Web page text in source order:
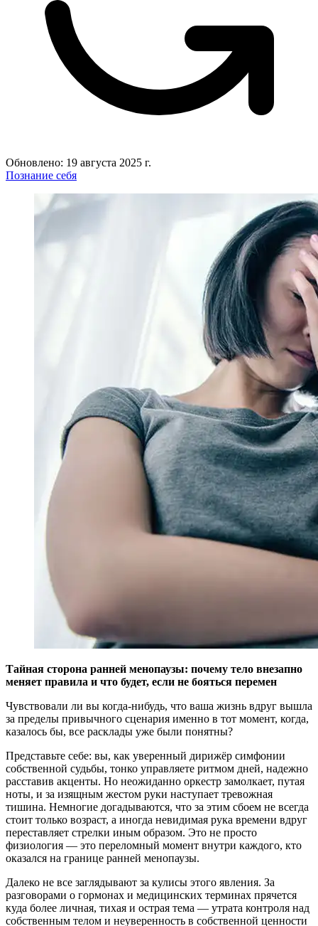
Обновлено: 19 августа 2025 г.
Познание себя
Тайная сторона ранней менопаузы: почему тело внезапно
меняет правила и что будет, если не бояться перемен
Чувствовали ли вы когда-нибудь, что ваша жизнь вдруг вышла
за пределы привычного сценария именно в тот момент, когда,
казалось бы, все расклады уже были понятны?
Представьте себе: вы, как уверенный дирижёр симфонии
собственной судьбы, тонко управляете ритмом дней, надежно
расставив акценты. Но неожиданно оркестр замолкает, путая
ноты, и за изящным жестом руки наступает тревожная
тишина. Немногие догадываются, что за этим сбоем не всегда
стоит только возраст, а иногда невидимая рука времени вдруг
переставляет стрелки иным образом. Это не просто
физиология — это переломный момент внутри каждого, кто
оказался на границе ранней менопаузы.
Далеко не все заглядывают за кулисы этого явления. За
разговорами о гормонах и медицинских терминах прячется
куда более личная, тихая и острая тема — утрата контроля над
собственным телом и неуверенность в собственной ценности